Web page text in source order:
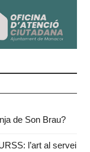
de Son Brau?
l’art al servei